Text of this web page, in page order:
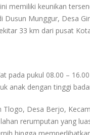
memiliki keunikan
Munggur, Desa
33 km dari pusat
pada pukul 08.00 –
anak dengan tinggi
Desa Berjo,
rerumputan yang